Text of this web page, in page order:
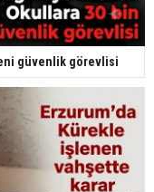
güvenlik görevlisi